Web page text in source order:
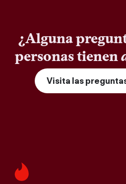
¿Alguna
personas tienen
Visita las